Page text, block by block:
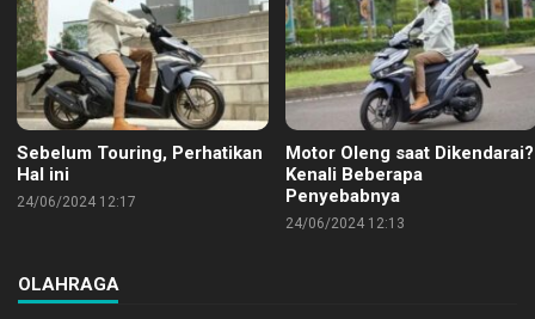
Sebelum Touring, Perhatikan
Hal ini
24/06/2024 12:17
Motor Oleng saat Dikendarai?
Kenali Beberapa
Penyebabnya
24/06/2024 12:13
OLAHRAGA